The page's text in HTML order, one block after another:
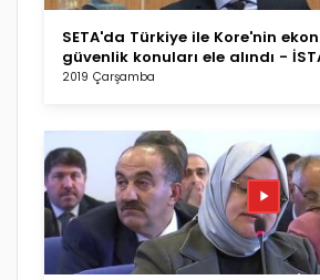
SETA'da Türkiye ile Kore'nin
güvenlik konuları ele alındı -
2019 Çarşamba